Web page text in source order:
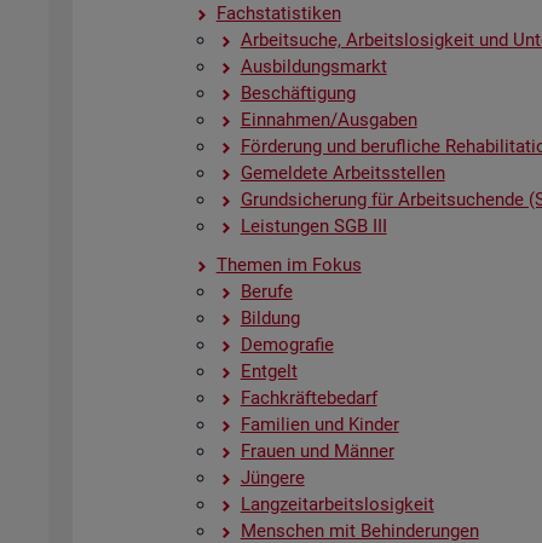
Fach­sta­tis­ti­ken
Ar­beit­su­che, Ar­beits­lo­sig­keit und
Aus­bil­dungs­markt
Be­schäf­ti­gung
Ein­nah­men/Aus­ga­ben
För­de­rung und be­ruf­li­che
Ge­mel­de­te Ar­beits­stel­len
Grund­si­che­rung für Ar­beit­su­chen­de
Leis­tun­gen SGB III
The­men im Fokus
Be­ru­fe
Bil­dung
De­mo­gra­fie
Ent­gelt
Fach­kräf­te­be­darf
Fa­mi­li­en und Kin­der
Frau­en und Män­ner
Jün­ge­re
Lang­zeit­ar­beits­lo­sig­keit
Men­schen mit Be­hin­de­run­gen